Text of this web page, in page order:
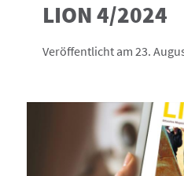
LION 4/2024
Veröffentlicht am 23.